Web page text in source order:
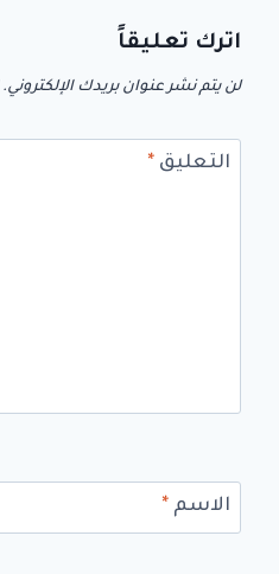
اترك تعليقاً
لن يتم نشر عنوان بريدك الإلكتروني.
التعليق *
الاسم *